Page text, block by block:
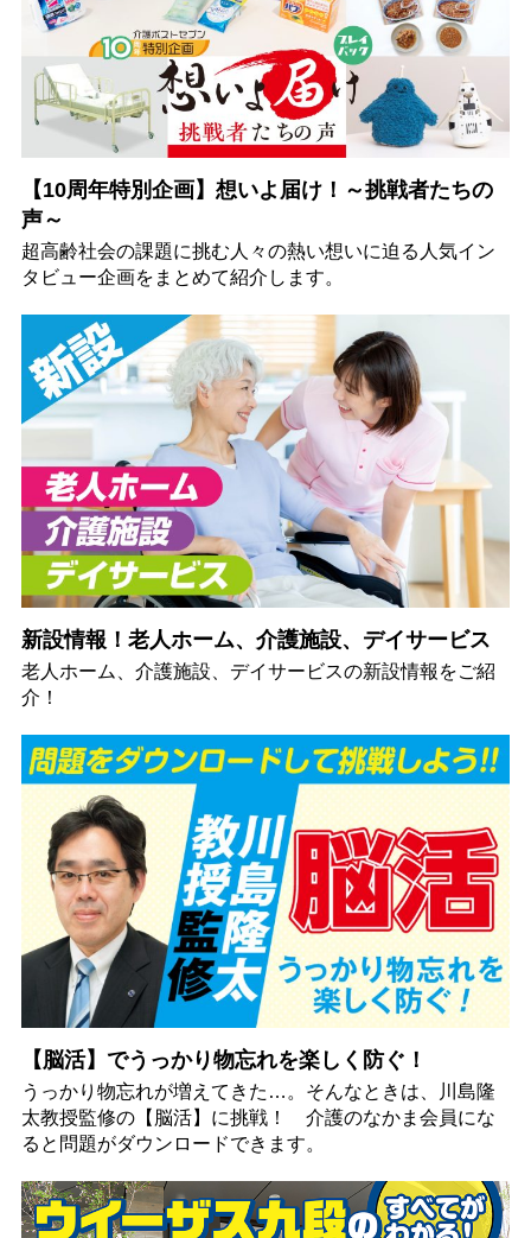
【10周年特別企画】想いよ届け！～挑戦者たちの
声～
超高齢社会の課題に挑む人々の熱い想いに迫る人気イン
タビュー企画をまとめて紹介します。
新設情報！老人ホーム、介護施設、デイサービス
老人ホーム、介護施設、デイサービスの新設情報をご紹
介！
【脳活】でうっかり物忘れを楽しく防ぐ！
うっかり物忘れが増えてきた…。そんなときは、川島隆
太教授監修の【脳活】に挑戦！ 介護のなかま会員にな
ると問題がダウンロードできます。